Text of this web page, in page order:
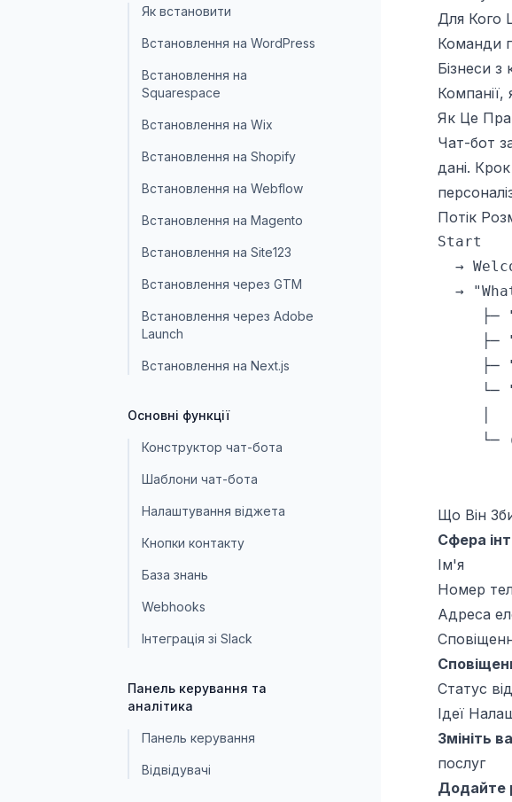
Як встановити
Встановлення на WordPress
Встановлення на
Squarespace
Встановлення на Wix
Встановлення на Shopify
Встановлення на Webflow
Встановлення на Magento
Встановлення на Site123
Встановлення через GTM
Встановлення через Adobe
Launch
Встановлення на Next.js
Основні функції
Конструктор чат-бота
Шаблони чат-бота
Налаштування віджета
Кнопки контакту
База знань
Webhooks
Інтеграція зі Slack
Панель керування та
аналітика
Панель керування
Відвідувачі
Для Кого
Команди
Бізнеси з
Компанії,
Як Це
Чат-бот
дані.
Потік
Start
→
→
├─
├─
├─
└─
└─
Що Він
Сфера
Ім'я
Номер
Адреса
Статус
Ідеї
Змініть
послуг
Додайте